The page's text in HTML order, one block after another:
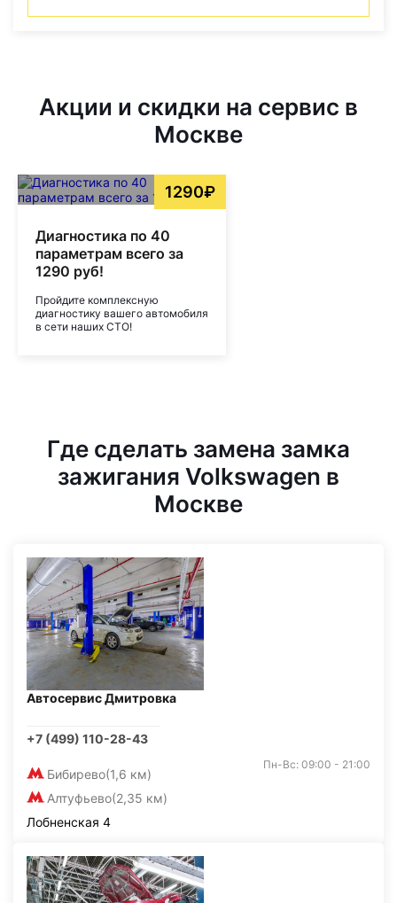
Акции и скидки на сервис в
Москве
1290₽
Диагностика по 40
параметрам всего за
1290 руб!
Пройдите комплексную
диагностику вашего автомобиля
в сети наших СТО!
Где сделать замена замка
зажигания Volkswagen в
Москве
Автосервис Дмитровка
+7 (499) 110-28-43
Бибирево(1,6 км)
Алтуфьево(2,35 км)
Пн-Вс: 09:00 - 21:00
Лобненская 4